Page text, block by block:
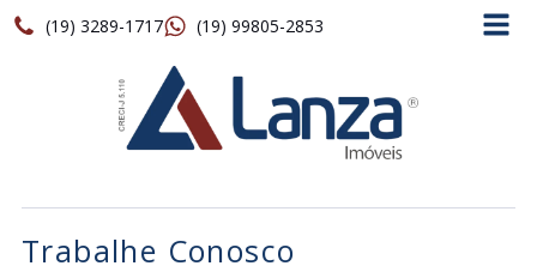
(19) 3289-1717 (19) 99805-2853
Trabalhe Conosco